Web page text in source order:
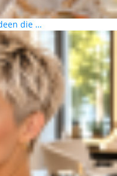
die …